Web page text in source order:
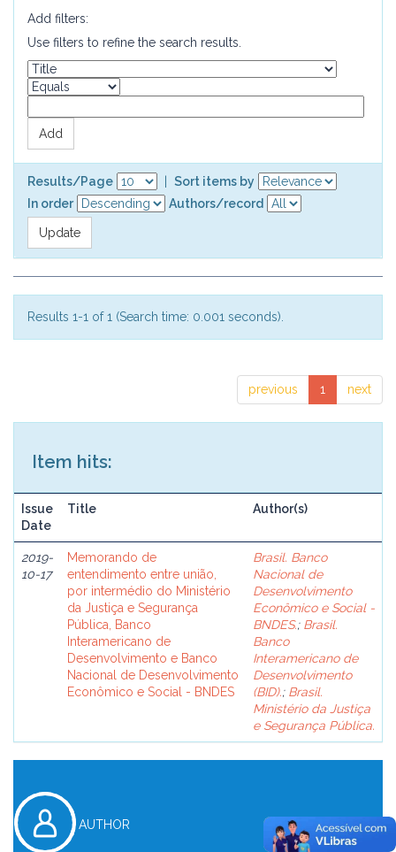
Add filters:
Use filters to refine the search results.
Results/Page
Sort items by
In order
Authors/record
Results 1-1 of 1 (Search time: 0.001 seconds).
previous 1 next
Item hits:
Issue
Date
Title Author(s)
2019-
10-17
Memorando de
entendimento entre união,
por intermédio do Ministério
da Justiça e Segurança
Pública, Banco
Interamericano de
Desenvolvimento e Banco
Nacional de Desenvolvimento
Econômico e Social - BNDES
Brasil. Banco
Nacional de
Desenvolvimento
Econômico e Social -
BNDES.; Brasil.
Banco
Interamericano de
Desenvolvimento
(BID).; Brasil.
Ministério da Justiça
e Segurança Pública.
AUTHOR